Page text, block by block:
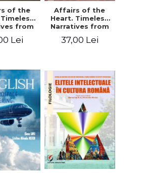
of the
from
Volume
Lei
Affairs of the
Heart. Timeless
Narratives from
World. Volume
37,00 Lei